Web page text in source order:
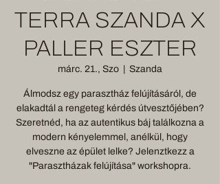
TERRA SZANDA X
PALLER ESZTER
márc. 21., Szo Szanda
Álmodsz egy parasztház felújításáról, de
elakadtál a rengeteg kérdés útvesztőjében?
Szeretnéd, ha az autentikus báj találkozna a
modern kényelemmel, anélkül, hogy
elveszne az épület lelke? Jelenztkezz a
"Parasztházak felújítása" workshopra.